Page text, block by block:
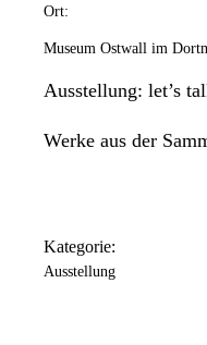
Ort:
Museum Ostwall im
Ausstellung: let’s
Werke aus der
Kategorie:
Ausstellung